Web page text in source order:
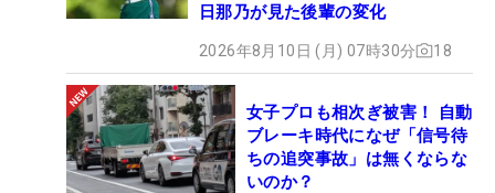
日那乃が見た後輩の変化
2026年8月10日 (月) 07時30分 18
女子プロも相次ぎ被害！ 自動
ブレーキ時代になぜ「信号待
ちの追突事故」は無くならな
いのか？